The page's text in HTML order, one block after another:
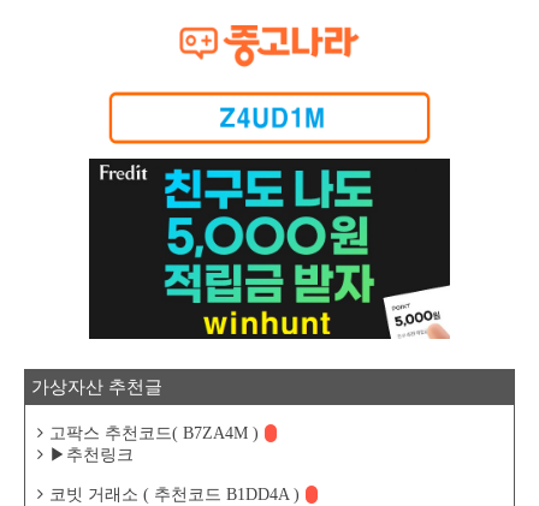
가상자산 추천글
고팍스 추천코드( B7ZA4M )
▶추천링크
코빗 거래소 ( 추천코드 B1DD4A )